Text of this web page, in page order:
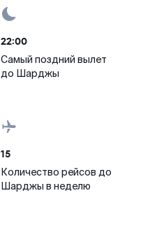
22:00
Самый поздний вылет
до Шарджы
15
Количество рейсов до
Шарджы в неделю